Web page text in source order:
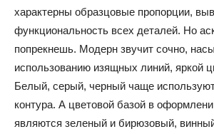
характерны образцовые пропорции,
функциональность всех деталей. Но
попрекнешь. Модерн звучит сочно,
использованию изящных линий, яркой
Белый, серый, черный чаще
контура. А цветовой базой в
являются зеленый и бирюзовый,